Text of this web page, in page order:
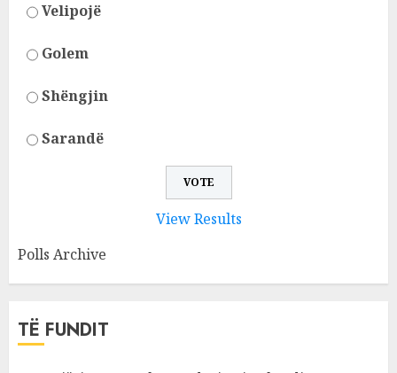
Velipojë
Golem
Shëngjin
Sarandë
View Results
Polls Archive
TË FUNDIT